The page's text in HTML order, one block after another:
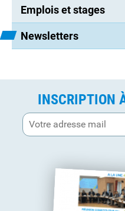
Emplois et stages
Newsletters
INSCRIPTION